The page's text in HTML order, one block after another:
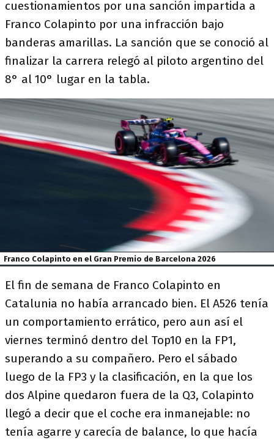
cuestionamientos por una sanción impartida a
Franco Colapinto por una infracción bajo
banderas amarillas. La sanción que se conoció al
finalizar la carrera relegó al piloto argentino del
8° al 10° lugar en la tabla.
Franco Colapinto en el Gran Premio de Barcelona 2026
El fin de semana de Franco Colapinto en
Catalunia no había arrancado bien. El A526 tenía
un comportamiento errático, pero aun así el
viernes terminó dentro del Top10 en la FP1,
superando a su compañero. Pero el sábado
luego de la FP3 y la clasificación, en la que los
dos Alpine quedaron fuera de la Q3, Colapinto
llegó a decir que el coche era inmanejable: no
tenía agarre y carecía de balance, lo que hacía